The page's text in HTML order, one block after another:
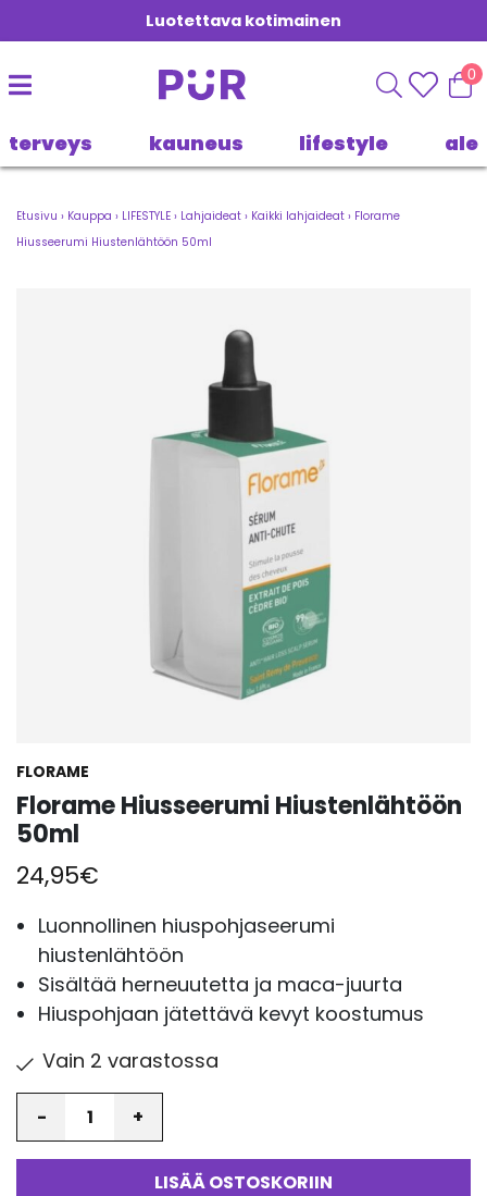
Luotettava kotimainen
0
terveys kauneus lifestyle ale
Etusivu › Kauppa › LIFESTYLE › Lahjaideat › Kaikki lahjaideat › Florame
Hiusseerumi Hiustenlähtöön 50ml
FLORAME
Florame Hiusseerumi Hiustenlähtöön
50ml
24,95€
Luonnollinen hiuspohjaseerumi
hiustenlähtöön
Sisältää herneuutetta ja maca-juurta
Hiuspohjaan jätettävä kevyt koostumus
Vain 2 varastossa
LISÄÄ OSTOSKORIIN